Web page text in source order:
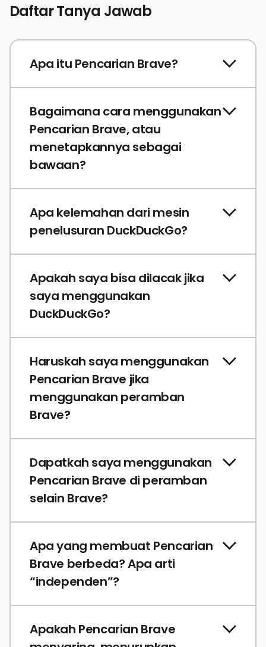
Daftar Tanya Jawab
Apa itu Pencarian Brave?
Bagaimana cara menggunakan
Pencarian Brave, atau
menetapkannya sebagai
bawaan?
Apa kelemahan dari mesin
penelusuran DuckDuckGo?
Apakah saya bisa dilacak jika
saya menggunakan
DuckDuckGo?
Haruskah saya menggunakan
Pencarian Brave jika
menggunakan peramban
Brave?
Dapatkah saya menggunakan
Pencarian Brave di peramban
selain Brave?
Apa yang membuat Pencarian
Brave berbeda? Apa arti
“independen”?
Apakah Pencarian Brave